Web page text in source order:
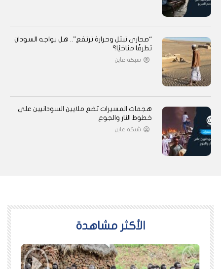
“صحارى تبتل وحرارة ترتفع”.. هل يواجه السودان
تطرفًا مناخيًا؟
شبكة عاين
هجمات المسيرات تضع ملايين السودانيين على
خطوط النار والجوع
شبكة عاين
اﻷكثر مشاهدة